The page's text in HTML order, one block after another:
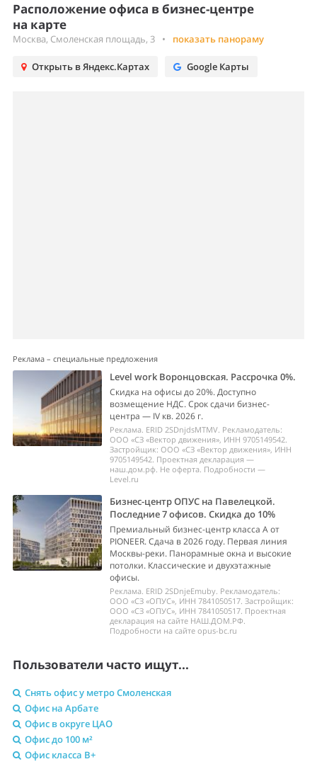
Расположение офиса в бизнес-центре
на карте
Москва, Смоленская площадь, 3 • показать панораму
Открыть в Яндекс.Картах Google Карты
Реклама – специальные предложения
Level work Воронцовская. Рассрочка 0%.
Скидка на офисы до 20%. Доступно
возмещение НДС. Срок сдачи бизнес-
центра — IV кв. 2026 г.
Реклама. ERID 2SDnjdsMTMV. Рекламодатель:
ООО «СЗ «Вектор движения», ИНН 9705149542.
Застройщик: ООО «СЗ «Вектор движения», ИНН
9705149542. Проектная декларация —
наш.дом.рф. Не оферта. Подробности —
Level.ru
Бизнес-центр ОПУС на Павелецкой.
Последние 7 офисов. Скидка до 10%
Премиальный бизнес-центр класса А от
PIONEER. Сдача в 2026 году. Первая линия
Москвы-реки. Панорамные окна и высокие
потолки. Классические и двухэтажные
офисы.
Реклама. ERID 2SDnjeEmuby. Рекламодатель:
ООО «СЗ «ОПУС», ИНН 7841050517. Застройщик:
ООО «СЗ «ОПУС», ИНН 7841050517. Проектная
декларация на сайте НАШ.ДОМ.РФ.
Подробности на сайте opus-bc.ru
Пользователи часто ищут...
Снять офис у метро Смоленская
Офис на Арбате
Офис в округе ЦАО
Офис до 100 м²
Офис класса B+